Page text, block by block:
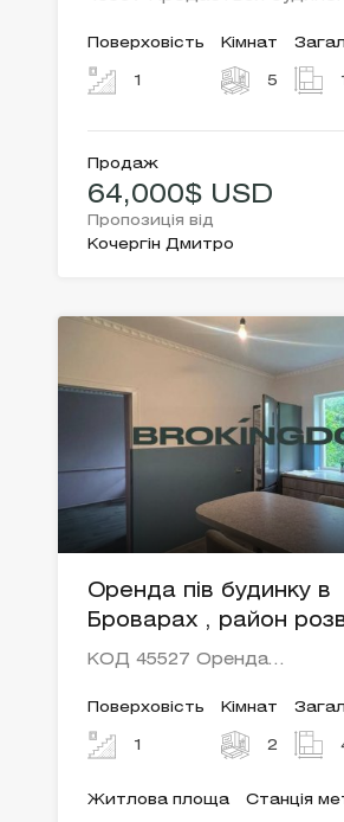
Поверховість
1
Кімнат
5
Продаж
64,000$ USD
Пропозиція від
Кочергін Дмитро
Оренда пів будинку в
Броварах , район
КОД 45527 Оренда…
Поверховість
1
Кімнат
2
Житлова площа Станція